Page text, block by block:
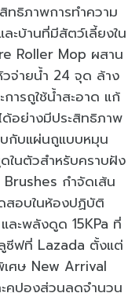
ทธิภาพการทำความ
ะบ้านที่มีสัตว์เลี้ยงใน
Roller Mop ผสาน
จ่ายน้ำ 24 จุด ล้าง
ารถูใช้น้ำสะอาด แก้
อย่างมีประสิทธิภาพ
กับแผ่นถูแบบหมุน
ในตัวสำหรับคราบฝัง
กำจัดเส้น
สอบในห้องปฏิบัติ
ละพลังดูด 15KPa ที่
ซีฟที่ Lazada ตั้งแต่
ศษ New Arrival
คูปองส่วนลดจำนวน